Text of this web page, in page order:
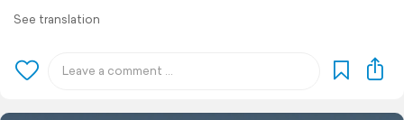
See translation